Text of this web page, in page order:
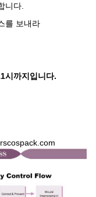
니다.
를 보내라
시까지입니다.